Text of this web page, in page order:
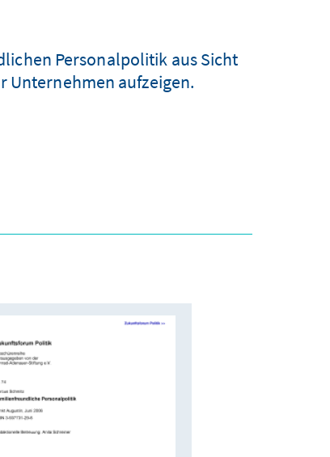
Personalpolitik aus Sicht
Unternehmen aufzeigen.